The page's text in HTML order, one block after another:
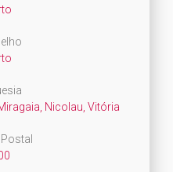
Nicolau, Vitória